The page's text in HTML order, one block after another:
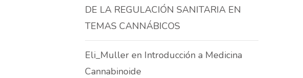
DE LA REGULACIÓN SANITARIA EN
TEMAS CANNÁBICOS
Eli_Mulleren Introducción a Medicina
Cannabinoide